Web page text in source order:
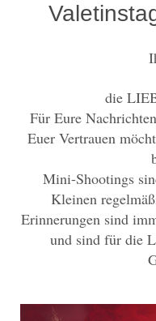
die
Für Eure
Euer Vertrauen
Mini-Shootings
Kleinen
Erinnerungen sind
und sind für die